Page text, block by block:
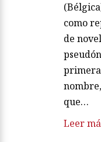
como
de
que…
Leer